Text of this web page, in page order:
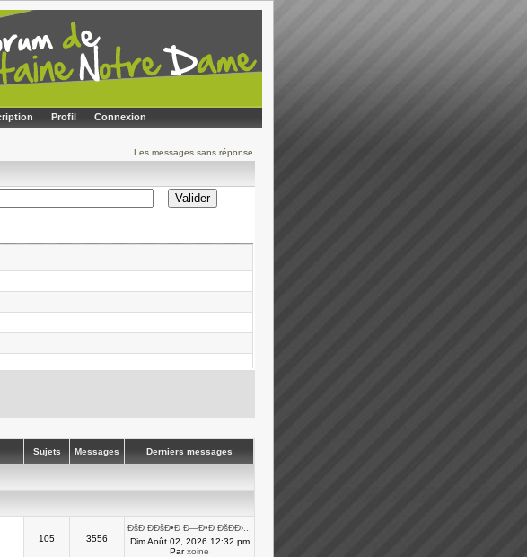
Profil Connexion
Les messages sans réponse
Sujets Messages Derniers messages
105 3556
ÐšÐ ÐÐšÐ•Ð Ð—Ð•Ð ÐšÐÐ›...
Dim Août 02, 2026 12:32 pm
Parxoine